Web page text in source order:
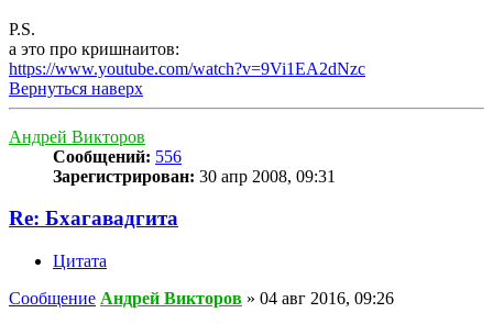
P.S.
а это про кришнаитов:
https://www.youtube.com/watch?v=9Vi1EA2dNzc
Вернуться наверх
Андрей Викторов
Сообщений: 556
Зарегистрирован: 30 апр 2008, 09:31
Re: Бхагавадгита
Цитата
Сообщение Андрей Викторов » 04 авг 2016, 09:26